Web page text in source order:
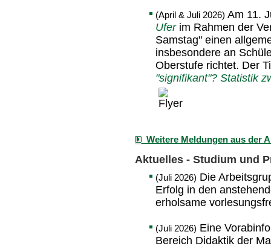
(April & Juli 2026) Am 11.
Uferim Rahmen der
Samstag" einen
insbesondere an
Oberstufe richtet. Der
"signifikant"? Statistik
Weitere Meldungen aus der
Aktuelles - Studium und
(Juli 2026) Die
Erfolg in den
erholsame
(Juli 2026) Eine
Bereich Didaktik der